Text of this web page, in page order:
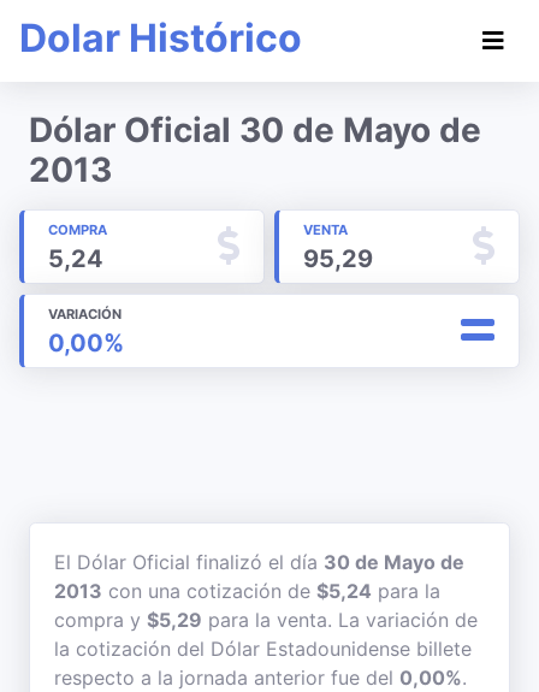
Dolar Histórico
Dólar Oficial 30 de Mayo de
2013
COMPRA
5,24
VENTA
95,29
VARIACIÓN
0,00%
El Dólar Oficial finalizó el día 30 de Mayo de
2013 con una cotización de $5,24 para la
compra y $5,29 para la venta. La variación de
la cotización del Dólar Estadounidense billete
respecto a la jornada anterior fue del 0,00%.